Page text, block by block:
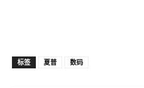
标签 夏普 数码